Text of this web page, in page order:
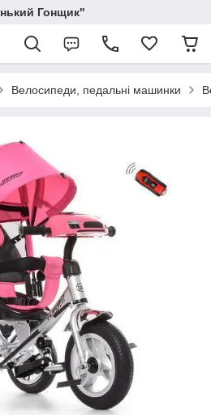
Гонщик"
Велосипеди, педальні машинки